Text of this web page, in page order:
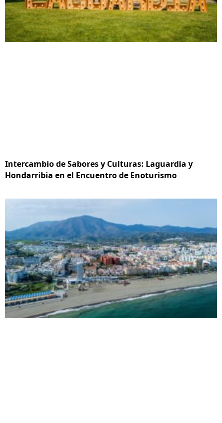
Intercambio de Sabores y Culturas: Laguardia y
Hondarribia en el Encuentro de Enoturismo